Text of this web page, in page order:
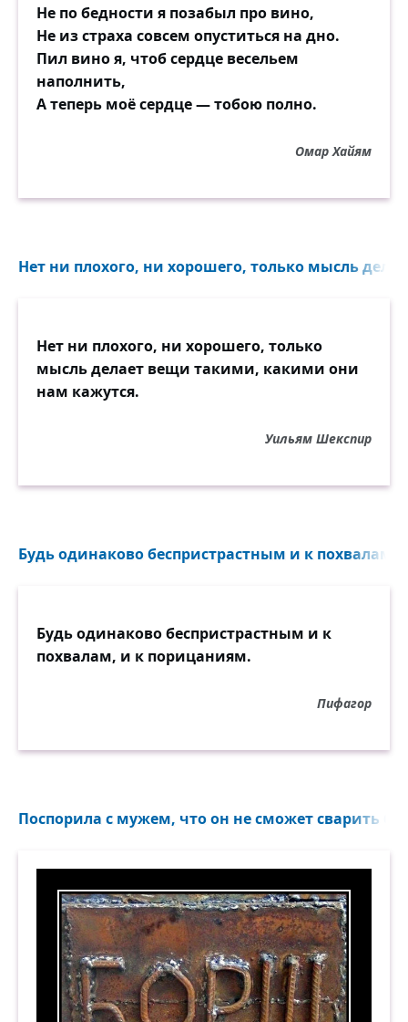
Не по бедности я позабыл про вино,
Не из страха совсем опуститься на дно.
Пил вино я, чтоб сердце весельем
наполнить,
А теперь моё сердце — тобою полно.
Омар Хайям
Нет ни плохого, ни хорошего, только мысль
Нет ни плохого, ни хорошего, только
мысль делает вещи такими, какими они
нам кажутся.
Уильям Шекспир
Будь одинаково беспристрастным и к похвалам,
Будь одинаково беспристрастным и к
похвалам, и к порицаниям.
Пифагор
Поспорила с мужем, что он не сможет сварить